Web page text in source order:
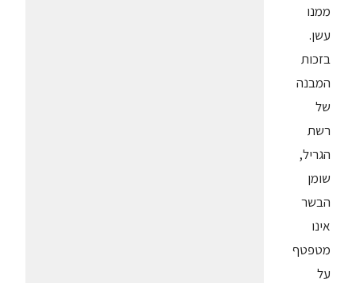
ממנו
עשן.
בזכות
המבנה
של
רשת
הגריל,
שומן
הבשר
אינו
מטפטף
על